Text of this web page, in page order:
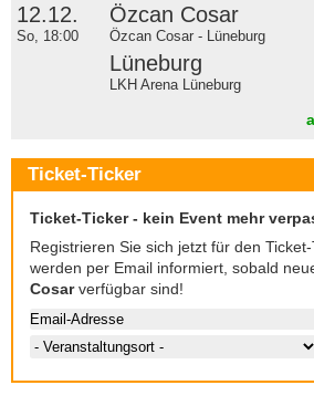
12.12.
So, 18:00
Özcan Cosar
Özcan Cosar - Lüneburg
Lüneburg
LKH Arena Lüneburg
Ticket-Ticker
Ticket-Ticker - kein Event mehr
Registrieren Sie sich jetzt für den
werden per Email informiert, sobald
Cosarverfügbar sind!